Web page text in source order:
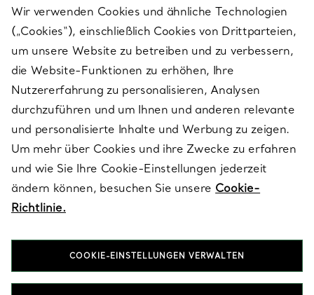
SERVICES
ÜBER TIFFANY & CO.
RECHTLICHE HINWEISE
FOLGEN SIE UNS
Wir verwenden Cookies und ähnliche Technologien
(„Cookies“), einschließlich Cookies von Drittparteien,
um unsere Website zu betreiben und zu verbessern,
die Website-Funktionen zu erhöhen, Ihre
Nutzererfahrung zu personalisieren, Analysen
durchzuführen und um Ihnen und anderen relevante
und personalisierte Inhalte und Werbung zu zeigen.
Um mehr über Cookies und ihre Zwecke zu erfahren
und wie Sie Ihre Cookie-Einstellungen jederzeit
ändern können, besuchen Sie unsere Cookie-
Richtlinie.
COOKIE-EINSTELLUNGEN VERWALTEN